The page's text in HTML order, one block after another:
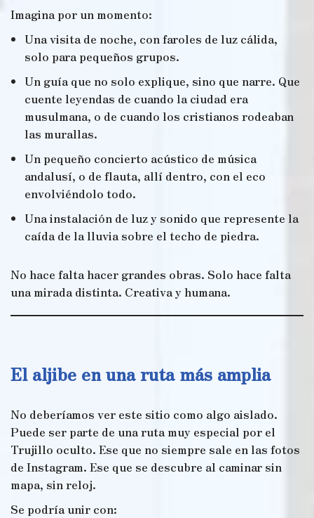
Imagina por un momento:
Una visita de noche, con faroles de luz cálida,
solo para pequeños grupos.
Un guía que no solo explique, sino que narre. Que
cuente leyendas de cuando la ciudad era
musulmana, o de cuando los cristianos rodeaban
las murallas.
Un pequeño concierto acústico de música
andalusí, o de flauta, allí dentro, con el eco
envolviéndolo todo.
Una instalación de luz y sonido que represente la
caída de la lluvia sobre el techo de piedra.
No hace falta hacer grandes obras. Solo hace falta
una mirada distinta. Creativa y humana.
El aljibe en una ruta más amplia
No deberíamos ver este sitio como algo aislado.
Puede ser parte de una ruta muy especial por el
Trujillo oculto. Ese que no siempre sale en las fotos
de Instagram. Ese que se descubre al caminar sin
mapa, sin reloj.
Se podría unir con: